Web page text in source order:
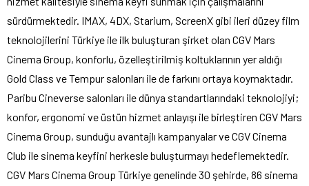
sürdürmektedir. IMAX, 4DX, Starium, ScreenX gibi ileri düzey film
teknolojilerini Türkiye ile ilk buluşturan şirket olan CGV Mars
Cinema Group, konforlu, özelleştirilmiş koltuklarının yer aldığı
Gold Class ve Tempur salonları ile de farkını ortaya koymaktadır.
Paribu Cineverse salonları ile dünya standartlarındaki teknolojiyi;
konfor, ergonomi ve üstün hizmet anlayışı ile birleştiren CGV Mars
Cinema Group, sunduğu avantajlı kampanyalar ve CGV Cinema
Club ile sinema keyfini herkesle buluşturmayı hedeflemektedir.
CGV Mars Cinema Group Türkiye genelinde 30 şehirde, 86 sinema